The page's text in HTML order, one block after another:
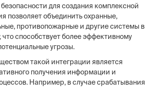
для создания комплексной
позволяет объединить охранные,
противопожарные и другие системы в
способствует более эффективному
угрозы.
такой интеграции является
получения информации и
Например, в случае срабатывания